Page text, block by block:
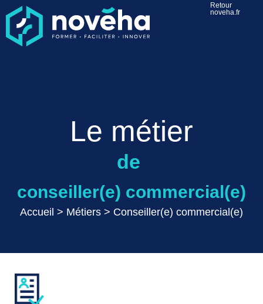
Retour
noveha.fr
Le métier
de
conseiller(e) commercial(e)
Accueil > Métiers > Conseiller(e) commercial(e)